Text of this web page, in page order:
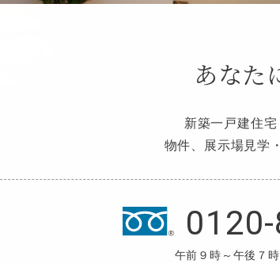
あなた
新築一戸建住
物件、展示場見学
午前９時～午後７時